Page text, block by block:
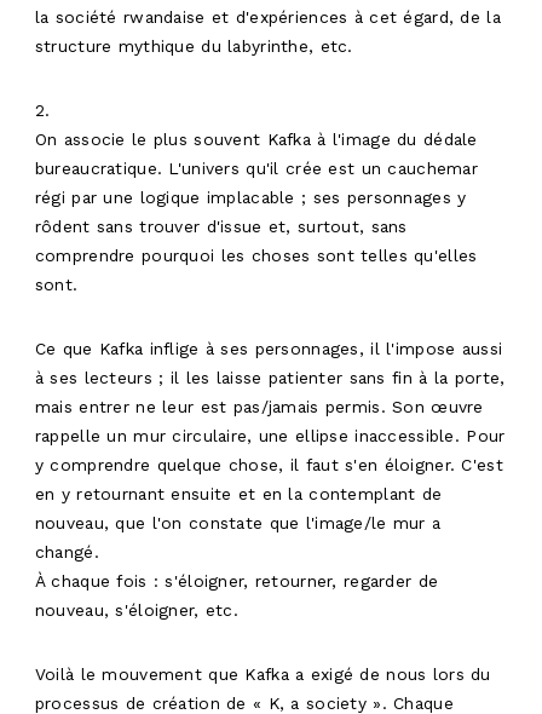
la société rwandaise et d'expériences à cet égard, de la
structure mythique du labyrinthe, etc.
2.
On associe le plus souvent Kafka à l'image du dédale
bureaucratique. L'univers qu'il crée est un cauchemar
régi par une logique implacable ; ses personnages y
rôdent sans trouver d'issue et, surtout, sans
comprendre pourquoi les choses sont telles qu'elles
sont.
Ce que Kafka inflige à ses personnages, il l'impose aussi
à ses lecteurs ; il les laisse patienter sans fin à la porte,
mais entrer ne leur est pas/jamais permis. Son œuvre
rappelle un mur circulaire, une ellipse inaccessible. Pour
y comprendre quelque chose, il faut s'en éloigner. C'est
en y retournant ensuite et en la contemplant de
nouveau, que l'on constate que l'image/le mur a
changé.
À chaque fois : s'éloigner, retourner, regarder de
nouveau, s'éloigner, etc.
Voilà le mouvement que Kafka a exigé de nous lors du
processus de création de « K, a society ». Chaque